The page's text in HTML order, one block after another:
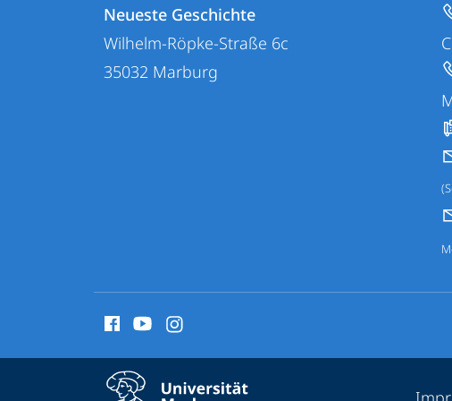
Informationen
Neueste
Geschichte
Neueste Geschichte
Wilhelm-Röpke-Straße 6c
35032 Marburg
Media
Kontakte
Service-
Kontaktinformationen ausklappen